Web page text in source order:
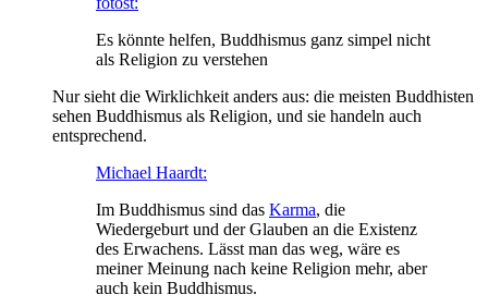
Es könnte helfen, Buddhismus ganz simpel nicht
als Religion zu verstehen
Nur sieht die Wirklichkeit anders aus: die meisten Buddhisten
sehen Buddhismus als Religion, und sie handeln auch
entsprechend.
Michael Haardt:
Im Buddhismus sind das Karma, die
Wiedergeburt und der Glauben an die Existenz
des Erwachens. Lässt man das weg, wäre es
meiner Meinung nach keine Religion mehr, aber
auch kein Buddhismus.